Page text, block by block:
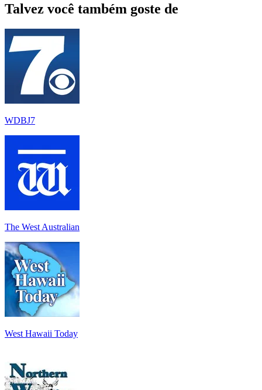
Talvez você também goste de
WDBJ7
The West Australian
West Hawaii Today